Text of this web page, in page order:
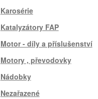
Karosérie
Katalyzátory FAP
Motor - díly a příslušenství
Motory , převodovky
Nádobky
Nezařazené